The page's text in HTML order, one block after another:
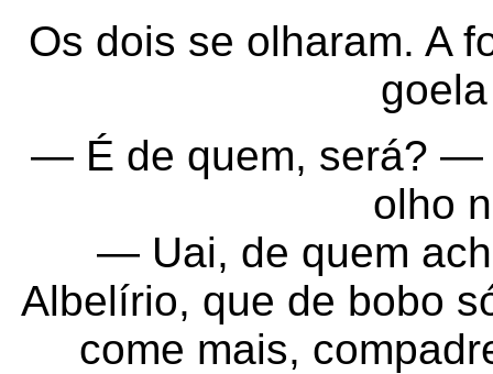
Os dois se olharam. A
— É de quem, será? —
olho
— Uai, de quem
Albelírio, que de bobo
come mais,